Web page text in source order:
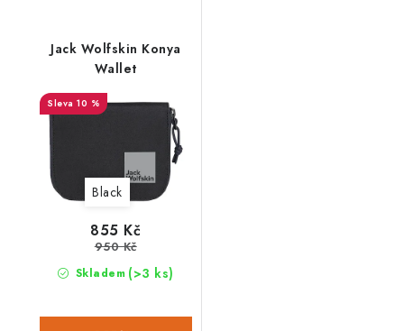
Jack Wolfskin Konya
Wallet
10 %
Black
Skladem (>3 ks)
855 Kč
950 Kč